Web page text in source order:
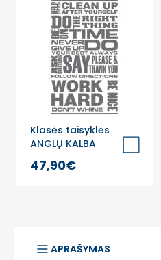
Klasės taisyklės
ANGLŲ KALBA
Lipdukas ant
sienos
47,90€
APRAŠYMAS